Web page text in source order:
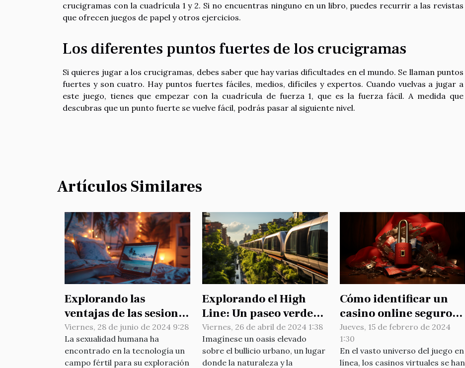
crucigramas con la cuadrícula 1 y 2. Si no encuentras ninguno en un libro, puedes recurrir a las revistas
que ofrecen juegos de papel y otros ejercicios.
Los diferentes puntos fuertes de los crucigramas
Si quieres jugar a los crucigramas, debes saber que hay varias dificultades en el mundo. Se llaman puntos
fuertes y son cuatro. Hay puntos fuertes fáciles, medios, difíciles y expertos. Cuando vuelvas a jugar a
este juego, tienes que empezar con la cuadrícula de fuerza 1, que es la fuerza fácil. A medida que
descubras que un punto fuerte se vuelve fácil, podrás pasar al siguiente nivel.
Artículos Similares
Explorando las
ventajas de las sesiones
en vivo frente a los
videos porno
tradicionales
Viernes, 28 de junio de 2024 9:28
La sexualidad humana ha
encontrado en la tecnología un
campo fértil para su exploración
Explorando el High
Line: Un paseo verde
en el corazón de
Manhattan
Viernes, 26 de abril de 2024 1:38
Imagínese un oasis elevado
sobre el bullicio urbano, un lugar
donde la naturaleza y la
Cómo identificar un
casino online seguro
en Chile: Consejos y
estrategias
Jueves, 15 de febrero de 2024
1:30
En el vasto universo del juego en
línea, los casinos virtuales se han